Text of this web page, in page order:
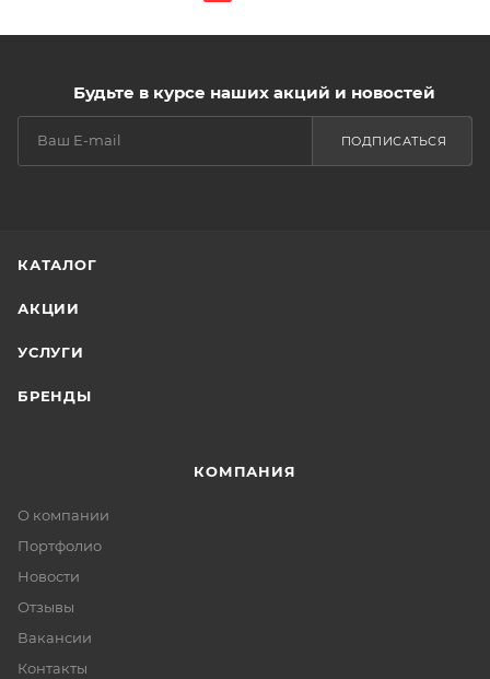
Будьте в курсе наших акций и новостей
ПОДПИСАТЬСЯ
КАТАЛОГ
АКЦИИ
УСЛУГИ
БРЕНДЫ
КОМПАНИЯ
О компании
Портфолио
Новости
Отзывы
Вакансии
Контакты